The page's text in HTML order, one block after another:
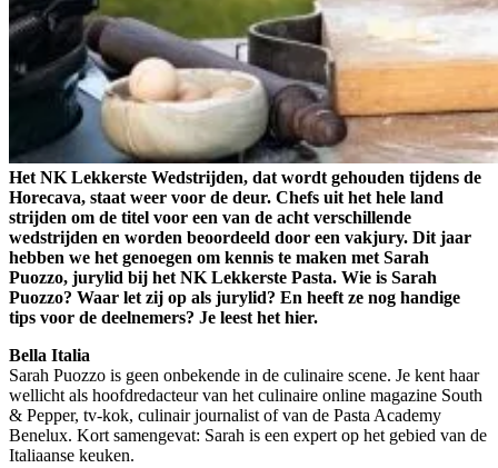
Het NK Lekkerste Wedstrijden, dat wordt gehouden tijdens de
Horecava, staat weer voor de deur. Chefs uit het hele land
strijden om de titel voor een van de acht verschillende
wedstrijden en worden beoordeeld door een vakjury. Dit jaar
hebben we het genoegen om kennis te maken met Sarah
Puozzo, jurylid bij het NK Lekkerste Pasta. Wie is Sarah
Puozzo? Waar let zij op als jurylid? En heeft ze nog handige
tips voor de deelnemers? Je leest het hier.
Bella Italia
Sarah Puozzo is geen onbekende in de culinaire scene. Je kent haar
wellicht als hoofdredacteur van het culinaire online magazine South
& Pepper, tv-kok, culinair journalist of van de Pasta Academy
Benelux. Kort samengevat: Sarah is een expert op het gebied van de
Italiaanse keuken.